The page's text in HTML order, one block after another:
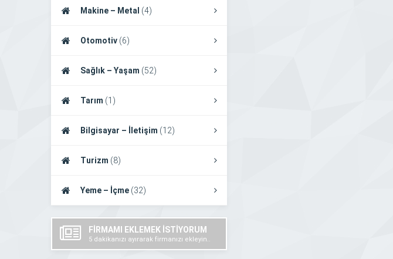
Makine – Metal (4)
Otomotiv (6)
Sağlık – Yaşam (52)
Tarım (1)
Bilgisayar – İletişim (12)
Turizm (8)
Yeme – İçme (32)
FİRMAMI EKLEMEK İSTİYORUM
5 dakikanızı ayırarak firmanızı ekleyin..